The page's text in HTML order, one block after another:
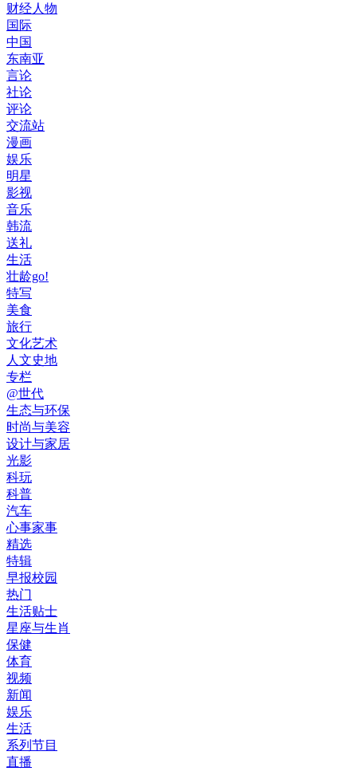
财经人物
国际
中国
东南亚
言论
社论
评论
交流站
漫画
娱乐
明星
影视
音乐
韩流
送礼
生活
壮龄go!
特写
美食
旅行
文化艺术
人文史地
专栏
@世代
生态与环保
时尚与美容
设计与家居
光影
科玩
科普
汽车
心事家事
精选
特辑
早报校园
热门
生活贴士
星座与生肖
保健
体育
视频
新闻
娱乐
生活
系列节目
直播